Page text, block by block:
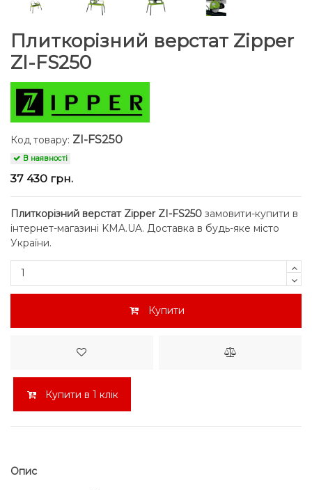
Плиткорізний верстат Zipper
ZI-FS250
Код товару: ZI-FS250
В наявності
37 430 грн.
Плиткорізний верстат Zipper ZI-FS250 замовити-купити в
інтернет-магазині KMA.UA. Доставка в будь-яке місто
України.
Купити
Купити в 1 клік
Опис